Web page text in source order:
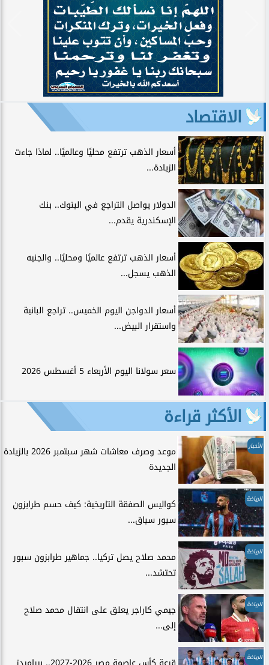
الاقتصاد
أسعار الذهب ترتفع محليًا وعالميًا.. لماذا جاءت
الزيادة...
الدولار يواصل التراجع في البنوك.. بنك
الإسكندرية يقدم...
أسعار الذهب ترتفع عالميًا ومحليًا.. والجنيه
الذهب يسجل...
أسعار الدواجن اليوم الخميس.. تراجع البانية
واستقرار البيض...
سعر سولانا اليوم الأربعاء 5 أغسطس 2026
الأكثر قراءة
الأخبار
موعد وصرف معاشات شهر سبتمبر 2026 بالزيادة
الجديدة
الرياضة
كواليس الصفقة التاريخية: كيف حسم طرابزون
سبور سباق...
الرياضة
محمد صلاح يصل تركيا.. جماهير طرابزون سبور
تحتشد...
الرياضة
جيمي كاراجر يعلق على انتقال محمد صلاح
إلى...
الرياضة